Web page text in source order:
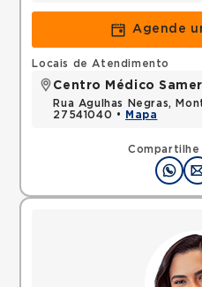
Agende
Locais de Atendimento
Centro Médico
Rua Agulhas Negras,
27541040 •
Mapa